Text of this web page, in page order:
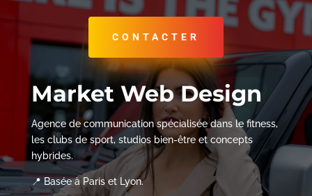
CONTACTER
Market Web Design
Agence de communication spécialisée dans le fitness,
les clubs de sport, studios bien-être et concepts
hybrides.
📍 Basée à Paris et Lyon.